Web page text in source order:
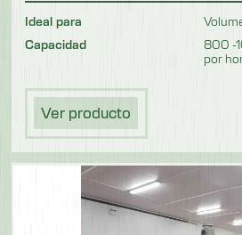
Ideal para
Capacidad
800 -
por
Ver producto